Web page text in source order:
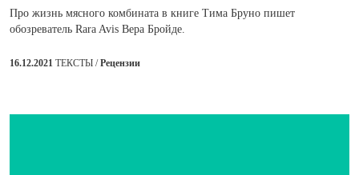
Про жизнь мясного комбината в книге Тима Бруно пишет
обозреватель Rara Avis Вера Бройде.
16.12.2021 ТЕКСТЫ /Рецензии